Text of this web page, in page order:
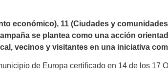
económico), 11 (Ciudades y
se plantea como una acción
vecinos y visitantes en una iniciativa
de Europa certificado en 14 de los 17